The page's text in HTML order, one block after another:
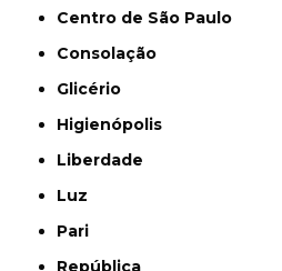
Centro de São Paulo
Consolação
Glicério
Higienópolis
Liberdade
Luz
Pari
República